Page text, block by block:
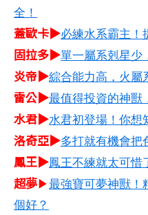
全！
蓋歐卡▶必練水系霸主！
固拉多▶單一屬系剋星少
炎帝▶綜合能力高，火屬
雷公▶最值得投資的神獸
水君▶水君初登場！你想
洛奇亞▶多打就有機會把
鳳王▶鳳王不練就太可惜
超夢▶最強寶可夢神獸！
個好？